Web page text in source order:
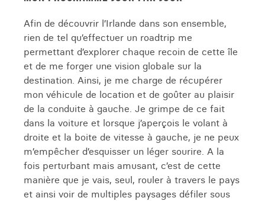
Afin de découvrir l’Irlande dans son ensemble,
rien de tel qu’effectuer un roadtrip me
permettant d’explorer chaque recoin de cette île
et de me forger une vision globale sur la
destination. Ainsi, je me charge de récupérer
mon véhicule de location et de goûter au plaisir
de la conduite à gauche. Je grimpe de ce fait
dans la voiture et lorsque j’aperçois le volant à
droite et la boite de vitesse à gauche, je ne peux
m’empêcher d’esquisser un léger sourire. A la
fois perturbant mais amusant, c’est de cette
manière que je vais, seul, rouler à travers le pays
et ainsi voir de multiples paysages défiler sous